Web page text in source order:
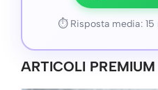
⏱ Risposta media: 15
ARTICOLI PREMIUM